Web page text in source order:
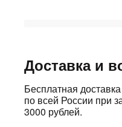
Доставка и
Бесплатная
по всей России при
3000 рублей.